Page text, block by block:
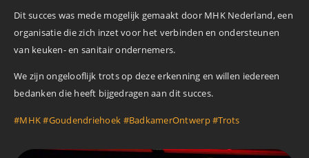
Dit succes was mede mogelijk gemaakt door MHK Nederland, een
organisatie die zich inzet voor het verbinden en ondersteunen
van keuken- en sanitair ondernemers.
We zijn ongelooflijk trots op deze erkenning en willen iedereen
bedanken die heeft bijgedragen aan dit succes.
#MHK#Goudendriehoek #BadkamerOntwerp#Trots